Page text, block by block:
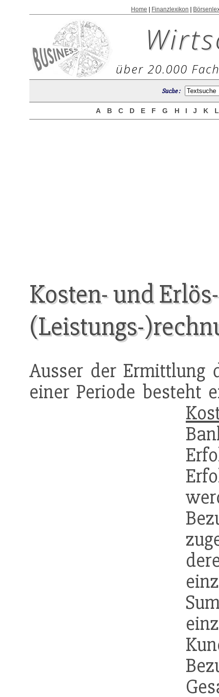
Home Finanzlexikon
über 20.000
Suche :
A B C D E F G H I J K
Kosten- und Erlös-
(Leistungs-
Ausser der Ermittlung
einer Periode besteht